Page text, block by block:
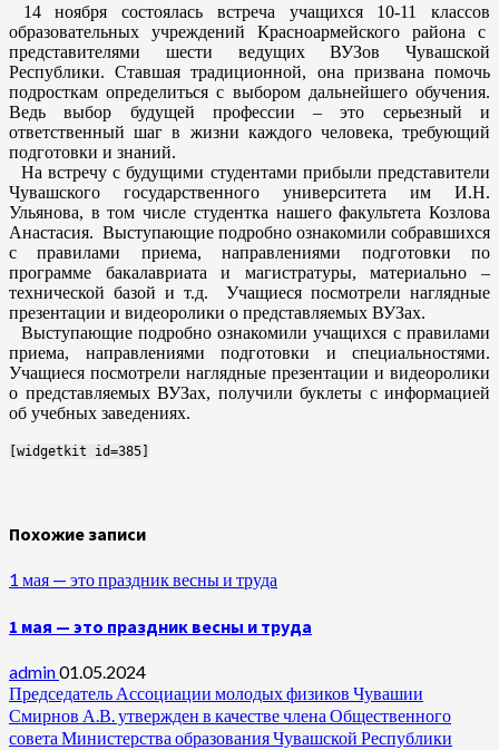
14 ноября состоялась встреча учащихся 10-11 классов
образовательных учреждений Красноармейского района с
представителями шести ведущих ВУЗов Чувашской
Республики. Ставшая традиционной, она призвана помочь
подросткам определиться с выбором дальнейшего обучения.
Ведь выбор будущей профессии – это серьезный и
ответственный шаг в жизни каждого человека, требующий
подготовки и знаний.
На встречу с будущими студентами прибыли представители
Чувашского государственного университета им И.Н.
Ульянова, в том числе студентка нашего факультета Козлова
Анастасия. Выступающие подробно ознакомили собравшихся
с правилами приема, направлениями подготовки по
программе бакалавриата и магистратуры, материально –
технической базой и т.д. Учащиеся посмотрели наглядные
презентации и видеоролики о представляемых ВУЗах.
Выступающие подробно ознакомили учащихся с правилами
приема, направлениями подготовки и специальностями.
Учащиеся посмотрели наглядные презентации и видеоролики
о представляемых ВУЗах, получили буклеты с информацией
об учебных заведениях.
[widgetkit id=385]
Похожие записи
1 мая — это праздник весны и труда
1 мая — это праздник весны и труда
admin01.05.2024
Председатель Ассоциации молодых физиков Чувашии
Смирнов А.В. утвержден в качестве члена Общественного
совета Министерства образования Чувашской Республики